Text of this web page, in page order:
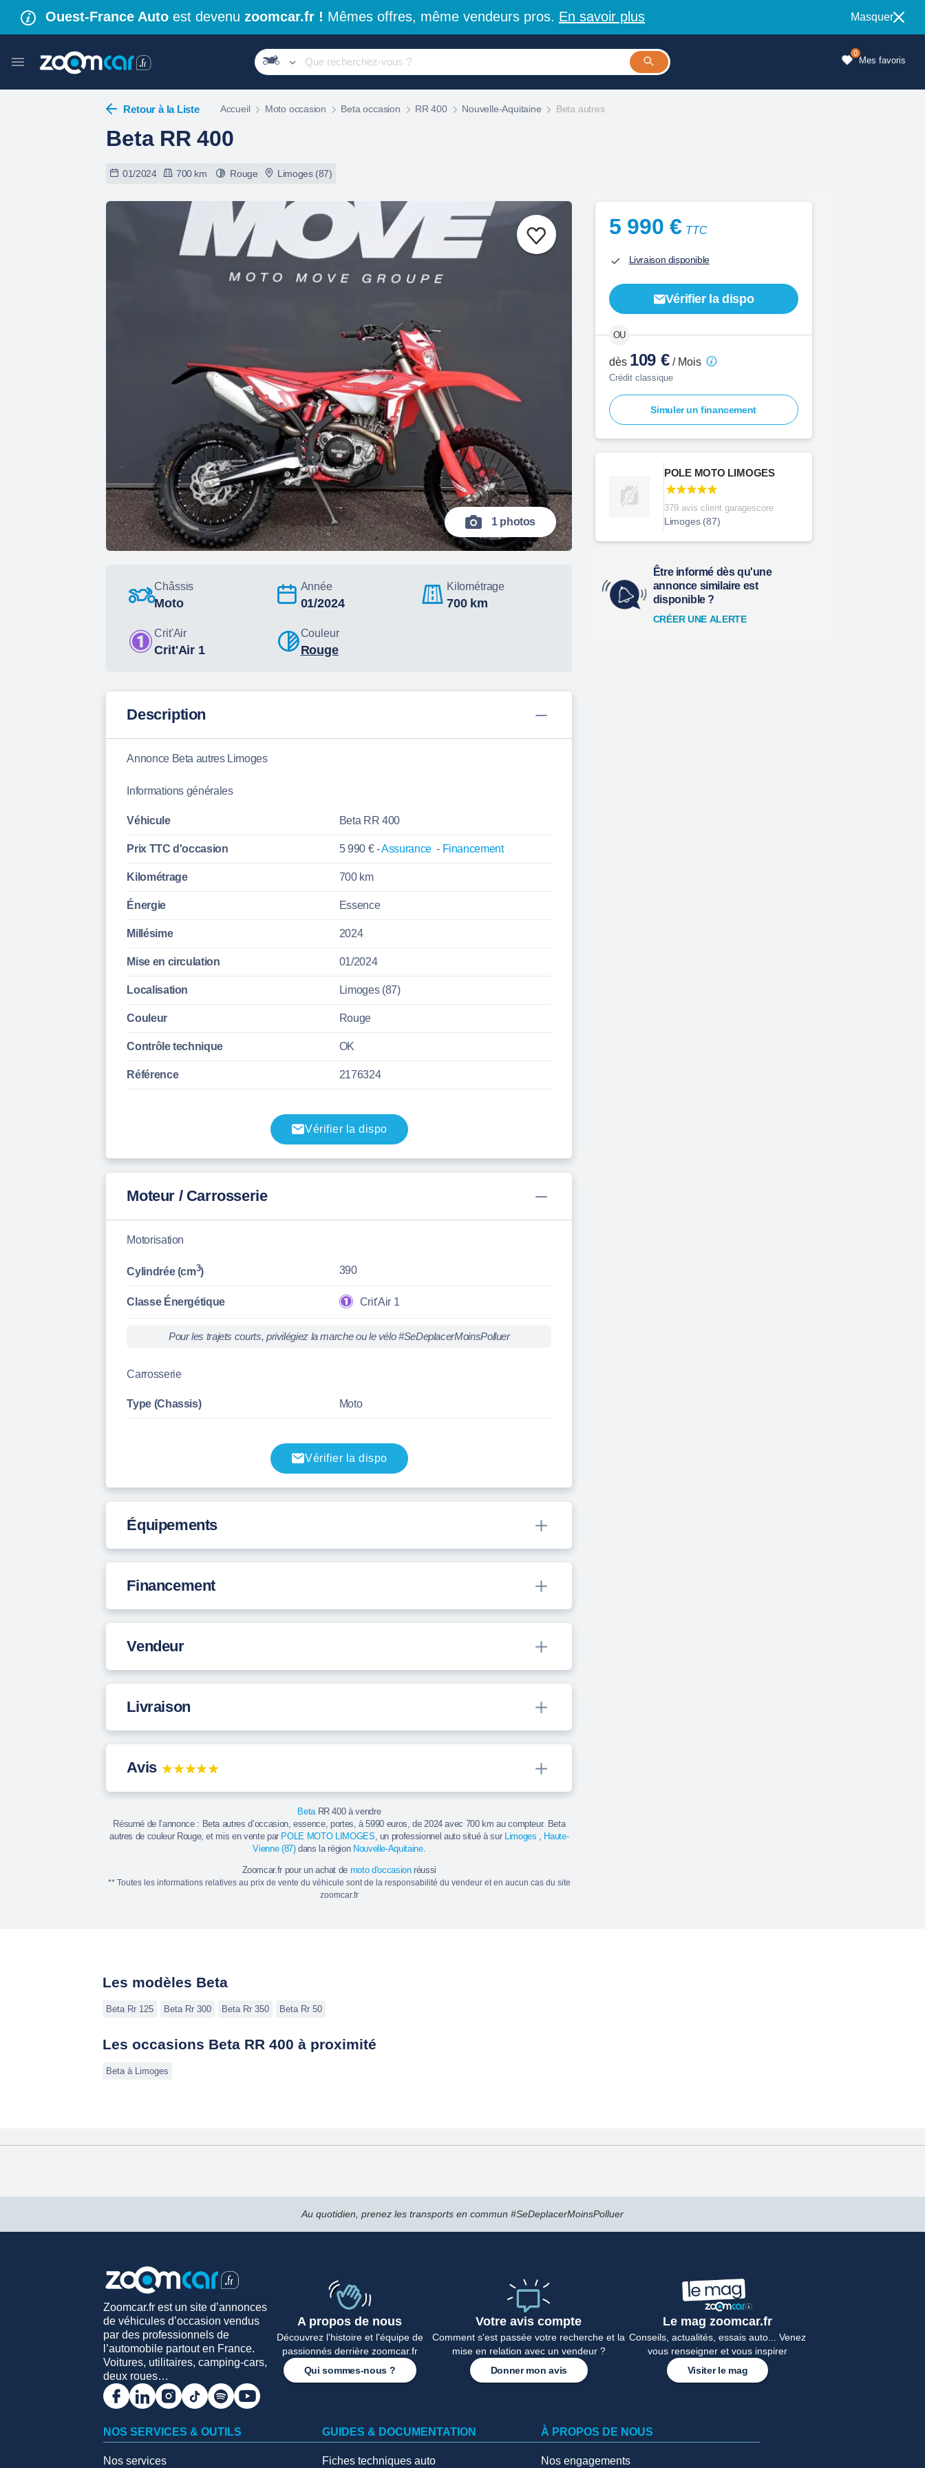
Ouest-France Auto est devenu zoomcar.fr ! Mêmes offres, même vendeurs pros. En savoir plus Masquer
Mes favoris
0
Retour à la Liste Accueil Moto occasion Beta occasion RR 400 Nouvelle-Aquitaine Beta autres
Beta RR 400
01/2024 700 km Rouge Limoges (87)
1 photos
5 990 € TTC
Livraison disponible
Vérifier la dispo
dès 109 €/ Mois
Crédit classique
Simuler un financement
POLE MOTO LIMOGES
379 avis client garagescore
Limoges (87)
Être informé dès qu'une
annonce similaire est
disponible ?
CRÉER UNE ALERTE
Châssis
Moto
Année
01/2024
Kilométrage
700 km
Crit'Air
Crit'Air 1
Couleur
Rouge
Description
Annonce Beta autres Limoges
Informations générales
Véhicule Beta RR 400
Prix TTC d'occasion 5 990 € -Assurance- Financement
Kilométrage 700 km
Énergie Essence
Millésime 2024
Mise en circulation 01/2024
Localisation Limoges (87)
Couleur Rouge
Contrôle technique OK
Référence 2176324
Vérifier la dispo
Moteur / Carrosserie
Motorisation
Cylindrée (cm3) 390
Classe Énergétique Crit'Air 1
Pour les trajets courts, privilégiez la marche ou le vélo #SeDeplacerMoinsPolluer
Carrosserie
Type (Chassis) Moto
Vérifier la dispo
Équipements
Financement
Vendeur
Livraison
Avis
BetaRR 400 à vendre
Résumé de l’annonce : Beta autres d’occasion, essence, portes, à 5990 euros, de 2024 avec 700 km au compteur. Beta
autres de couleur Rouge, et mis en vente par POLE MOTO LIMOGES, un professionnel auto situé à sur Limoges , Haute-
Vienne (87)dans la région Nouvelle-Aquitaine.
Zoomcar.fr pour un achat de moto d'occasionréussi
** Toutes les informations relatives au prix de vente du véhicule sont de la responsabilité du vendeur et en aucun cas du site
zoomcar.fr
Les modèles Beta
Beta Rr 125 Beta Rr 300 Beta Rr 350 Beta Rr 50
Les occasions Beta RR 400 à proximité
Beta à Limoges
Au quotidien, prenez les transports en commun #SeDeplacerMoinsPolluer
Zoomcar.fr est un site d’annonces
de véhicules d’occasion vendus
par des professionnels de
l’automobile partout en France.
Voitures, utilitaires, camping-cars,
deux roues…
A propos de nous
Découvrez l'histoire et l'équipe de
passionnés derrière zoomcar.fr
Qui sommes-nous ?
Votre avis compte
Comment s'est passée votre recherche et la
mise en relation avec un vendeur ?
Donner mon avis
Le mag zoomcar.fr
Conseils, actualités, essais auto... Venez
vous renseigner et vous inspirer
Visiter le mag
NOS SERVICES & OUTILS
Nos services
GUIDES & DOCUMENTATION
Fiches techniques auto
À PROPOS DE NOUS
Nos engagements